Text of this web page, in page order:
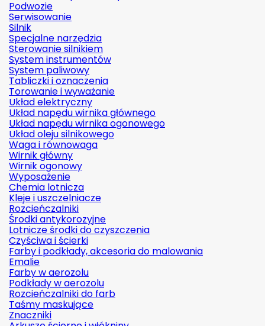
Podwozie
Serwisowanie
Silnik
Specjalne narzędzia
Sterowanie silnikiem
System instrumentów
System paliwowy
Tabliczki i oznaczenia
Torowanie i wyważanie
Układ elektryczny
Układ napędu wirnika głównego
Układ napędu wirnika ogonowego
Układ oleju silnikowego
Waga i równowaga
Wirnik główny
Wirnik ogonowy
Wyposażenie
Chemia lotnicza
Kleje i uszczelniacze
Rozcieńczalniki
Środki antykorozyjne
Lotnicze środki do czyszczenia
Czyściwa i ścierki
Farby i podkłady, akcesoria do malowania
Emalie
Farby w aerozolu
Podkłady w aerozolu
Rozcieńczalniki do farb
Taśmy maskujące
Znaczniki